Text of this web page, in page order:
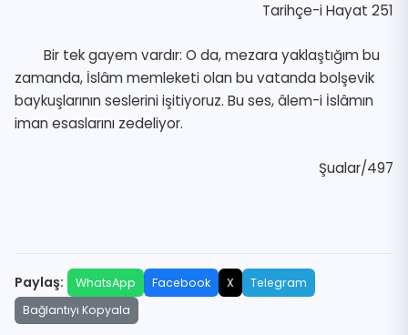
Tarihçe-i Hayat 251
Bir tek gayem vardır: O da, mezara yaklaştığım bu
zamanda, İslâm memleketi olan bu vatanda bolşevik
baykuşlarının seslerini işitiyoruz. Bu ses, âlem-i İslâmın
iman esaslarını zedeliyor.
Şualar/497
Paylaş: WhatsApp Facebook X
Telegram
Bağlantıyı Kopyala